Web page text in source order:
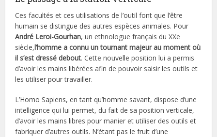
Ces facultés et ces utilisations de l’outil font que l’être
humain se distingue des autres espèces animales. Pour
André Leroi-Gourhan, un ethnologue français du XXe
siècle,l’homme a connu un tournant majeur au moment où
il s’est dressé debout. Cette nouvelle position lui a permis
d’avoir les mains libérées afin de pouvoir saisir les outils et
les utiliser pour travailler.
L’Homo Sapiens, en tant qu’homme savant, dispose d’une
intelligence qui lui permet, du fait de sa position verticale,
d’avoir les mains libres pour manier et utiliser des outils et
fabriquer d’autres outils. N’étant pas le fruit d’une